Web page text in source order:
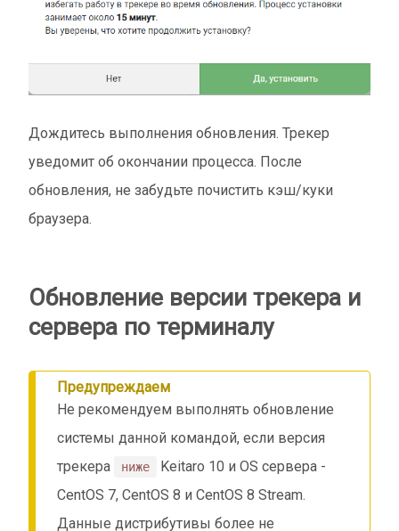
Дождитесь выполнения обновления. Трекер
уведомит об окончании процесса. После
обновления, не забудьте почистить кэш/куки
браузера.
Обновление версии трекера и
сервера по терминалу
Предупреждаем
Не рекомендуем выполнять обновление
системы данной командой, если версия
трекера
ниже
Keitaro 10 и OS сервера -
CentOS 7, CentOS 8 и CentOS 8 Stream.
Данные дистрибутивы более не